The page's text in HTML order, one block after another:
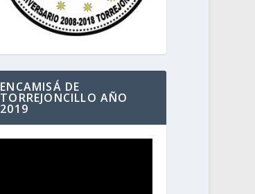
ENCAMISÁ DE
TORREJONCILLO AÑO
2019